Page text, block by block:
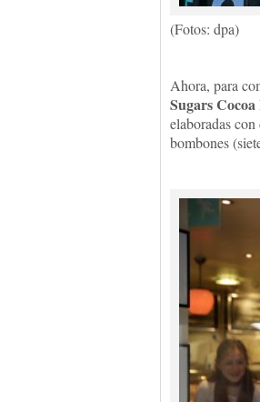
(Fotos: dpa)
Ahora, para
Sugars
elaboradas
bombones